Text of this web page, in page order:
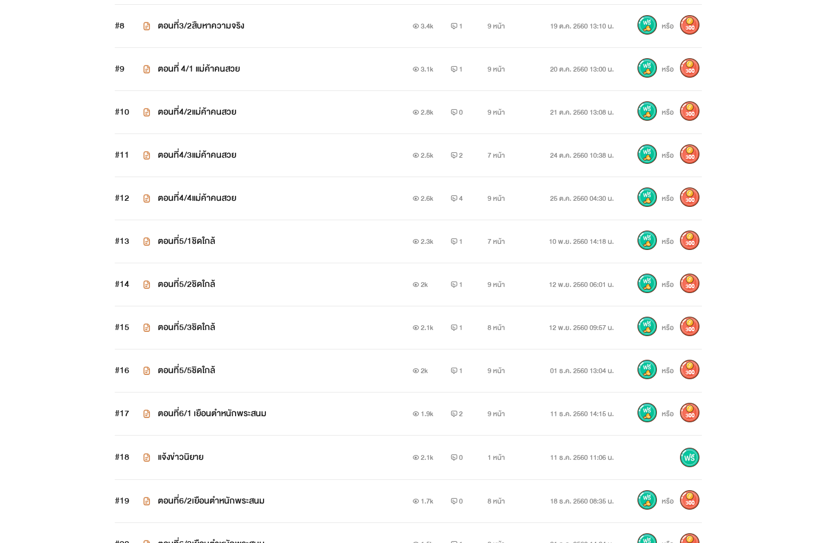
พาขวัญ
ประสบอุบัติเหตุระหว่างเดินทางไปทำงาน ทำให้เธอหมดสติไปในทันที ตื่นขึ้นมาอีกครั้ง กลับพบว่าเธอย้อนอดีตมาในเมืองจีนสมัยโบราญ ซะอย่าง
แล้วเธอจะทำอย่างไรกับชีวิตในร่างของ ฮุ่ยหนิงฟาง สนมของ ฮ่องเต้ ซื้อเฟยเซวียน ที่ถูกเขาเนรเทศออกมาอยู่ตำหนักเย็นซะอย่างนั้น
#8 ตอนที่3/2สืบหาความจริง 3.4k 1 9 หน้า 19 ต.ค. 2560 13:10 น. หรือ 300
#9 ตอนที่ 4/1 แม่ค้าคนสวย 3.1k 1 9 หน้า 20 ต.ค. 2560 13:00 น. หรือ 300
#10 ตอนที่4/2แม่ค้าคนสวย 2.8k 0 9 หน้า 21 ต.ค. 2560 13:08 น. หรือ 300
#11 ตอนที่4/3แม่ค้าคนสวย 2.5k 2 7 หน้า 24 ต.ค. 2560 10:38 น. หรือ 300
#12 ตอนที่4/4แม่ค้าคนสวย 2.6k 4 9 หน้า 25 ต.ค. 2560 04:30 น. หรือ 300
#13 ตอนที่5/1ชิดใกล้ 2.3k 1 7 หน้า 10 พ.ย. 2560 14:18 น. หรือ 300
#14 ตอนที่5/2ชิดใกล้ 2k 1 9 หน้า 12 พ.ย. 2560 06:01 น. หรือ 300
#15 ตอนที่5/3ชิดใกล้ 2.1k 1 8 หน้า 12 พ.ย. 2560 09:57 น. หรือ 300
#16 ตอนที่5/5ชิดใกล้ 2k 1 9 หน้า 01 ธ.ค. 2560 13:04 น. หรือ 300
#17 ตอนที่6/1 เยือนตำหนักพระสนม 1.9k 2 9 หน้า 11 ธ.ค. 2560 14:15 น. หรือ 300
#18 แจ้งข่าวนิยาย 2.1k 0 1 หน้า 11 ธ.ค. 2560 11:06 น.
#19 ตอนที่6/2เยือนตำหนักพระสนม 1.7k 0 8 หน้า 18 ธ.ค. 2560 08:35 น. หรือ 300